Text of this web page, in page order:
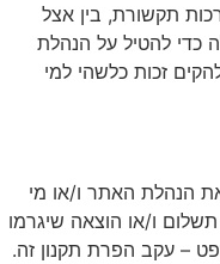
תקשורת, בין אצל
כדי להטיל על הנהלת
זכות כלשהי למי
הנהלת האתר ו/או מי
ו/או הוצאה שיגרמו
– עקב הפרת תקנון זה.